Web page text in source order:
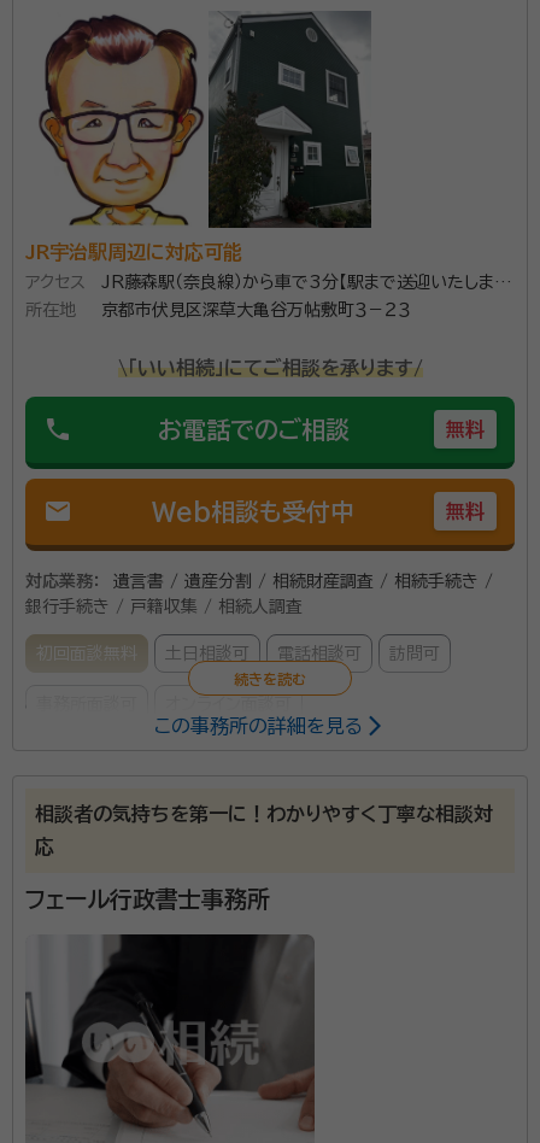
所属団体：京都府行政書士会
JR宇治駅周辺に対応可能
アクセス
JR藤森駅（奈良線）から車で3分【駅まで送迎いたしま
す】
所在地 京都市伏見区深草大亀谷万帖敷町３－２３
\「いい相続」にてご相談を承ります/
phone お電話でのご相談 無料
mail Web相談も受付中 無料
対応業務：
遺言書 / 遺産分割 / 相続財産調査 / 相続手続き /
銀行手続き / 戸籍収集 / 相続人調査
初回面談無料 土日相談可 電話相談可 訪問可
須釜 豊（すがま ゆたか）
行政書士
経歴：
祉、介護保険、国民健康保険、市民税、戸籍住民票など幅広い分野の業務
相続手続きや遺言書作成を中心に、皆様の安心と解決
への「入り口」そして「道しるべ」となることを目指してお
ります。 代表の須釜豊は、同志社大学商学部卒業後、京
都市役所に38年間勤務し、高齢者福祉、介護保険、国民
健康保険、市民税、戸籍住民票など幅広い分野の業務を
担当してまいりました。この豊富な行政経験を活かし、
資格等： 行政書士
京都府行政書士会
この事務所の詳細を見る
相談者の気持ちを第一に！わかりやすく丁寧な相談対
応
フェール行政書士事務所